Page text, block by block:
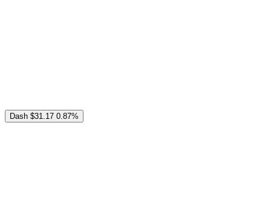
Dash $31.17 0.87%